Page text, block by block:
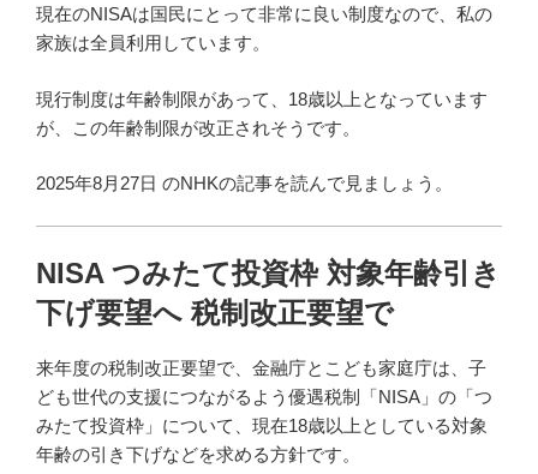
現在のNISAは国民にとって非常に良い制度なので、私の
家族は全員利用しています。
現行制度は年齢制限があって、18歳以上となっています
が、この年齢制限が改正されそうです。
2025年8月27日 のNHKの記事を読んで見ましょう。
NISA つみたて投資枠 対象年齢引き
下げ要望へ 税制改正要望で
来年度の税制改正要望で、金融庁とこども家庭庁は、子
ども世代の支援につながるよう優遇税制「NISA」の「つ
みたて投資枠」について、現在18歳以上としている対象
年齢の引き下げなどを求める方針です。